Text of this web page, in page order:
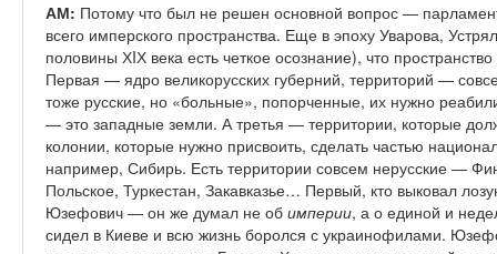
АМ: Потому что был не решен основной вопрос —
всего имперского пространства. Еще в эпоху Уварова,
половины ХIХ века есть четкое осознание), что
Первая — ядро великорусских губерний, территорий —
тоже русские, но «больные», попорченные, их нужно
— это западные земли. А третья — территории, которые
колонии, которые нужно присвоить, сделать частью
например, Сибирь. Есть территории совсем нерусские —
Польское, Туркестан, Закавказье… Первый, кто выковал
Юзефович — он же думал не об империи, а о единой и
сидел в Киеве и всю жизнь боролся с украинофилами.